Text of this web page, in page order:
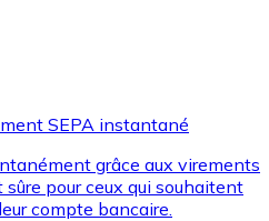
SEPA instantané
grâce aux virements
pour ceux qui souhaitent
compte bancaire.